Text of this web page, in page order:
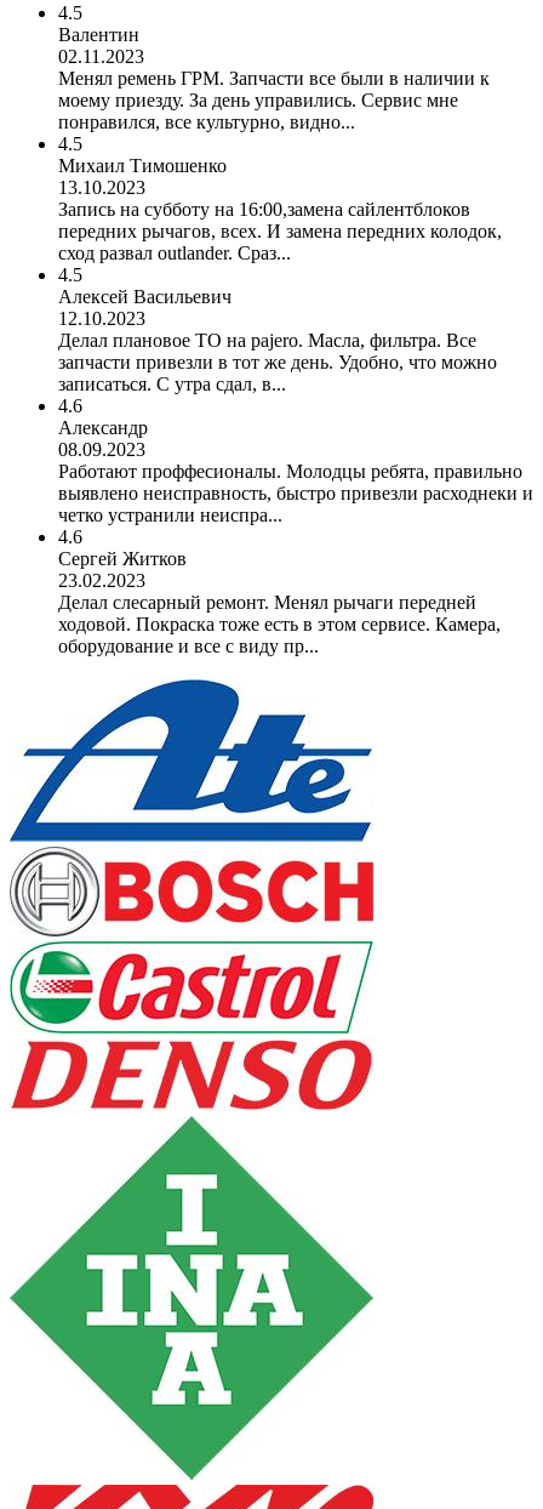
4.5
Валентин
02.11.2023
Менял ремень ГРМ. Запчасти все были в наличии к
моему приезду. За день управились. Сервис мне
понравился, все культурно, видно...
4.5
Михаил Тимошенко
13.10.2023
Запись на субботу на 16:00,замена сайлентблоков
передних рычагов, всех. И замена передних колодок,
сход развал outlander. Сраз...
4.5
Алексей Васильевич
12.10.2023
Делал плановое ТО на pajero. Масла, фильтра. Все
запчасти привезли в тот же день. Удобно, что можно
записаться. С утра сдал, в...
4.6
Александр
08.09.2023
Работают проффесионалы. Молодцы ребята, правильно
выявлено неисправность, быстро привезли расходнеки и
четко устранили неиспра...
4.6
Сергей Житков
23.02.2023
Делал слесарный ремонт. Менял рычаги передней
ходовой. Покраска тоже есть в этом сервисе. Камера,
оборудование и все с виду пр...